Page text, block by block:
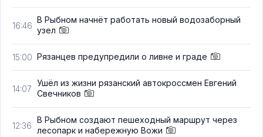
16:46
В Рыбном начнёт работать новый водозаборный
узел
15:00 Рязанцев предупредили о ливне и граде
14:07
Ушёл из жизни рязанский автокроссмен Евгений
Свечников
12:36
В Рыбном создают пешеходный маршрут через
лесопарк и набережную Вожи